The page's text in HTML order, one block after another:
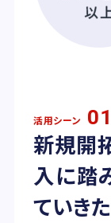
活用シーン 01
新規開
入に踏
ていき